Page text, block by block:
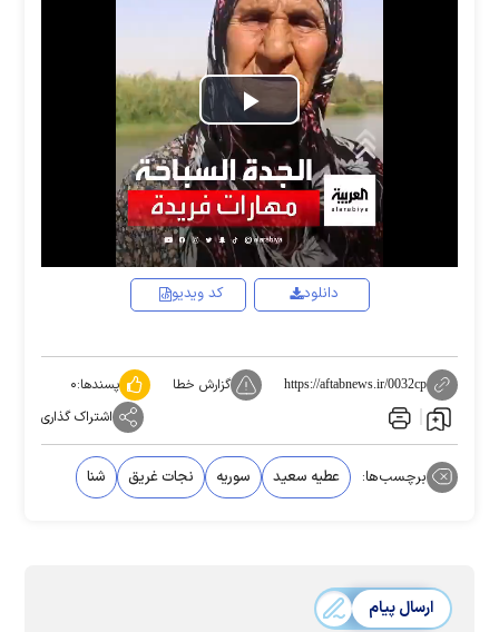
Play
Video
کد ویدیو دانلود
https://aftabnews.ir/0032cp گزارش خطا پسندها:۰
اشتراک گذاری
برچسب‌ها: عطیه سعید سوریه نجات غریق شنا
ارسال پیام